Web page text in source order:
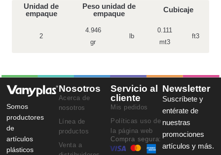
Unidad de
empaque
Peso unidad de
empaque
Cubicaje
2
4.946
gr
lb
0.111
mt3
ft3
Somos
productores
de
artículos
plásticos
Nosotros
Acerca de
nosotros
Línea de
productos
Venta a
Servicio al
cliente
Mis pedidos
Políticas uso de
la página web
Compra segura:
Newsletter
Suscríbete y
entérate de
nuestras
promociones
artículos y más.